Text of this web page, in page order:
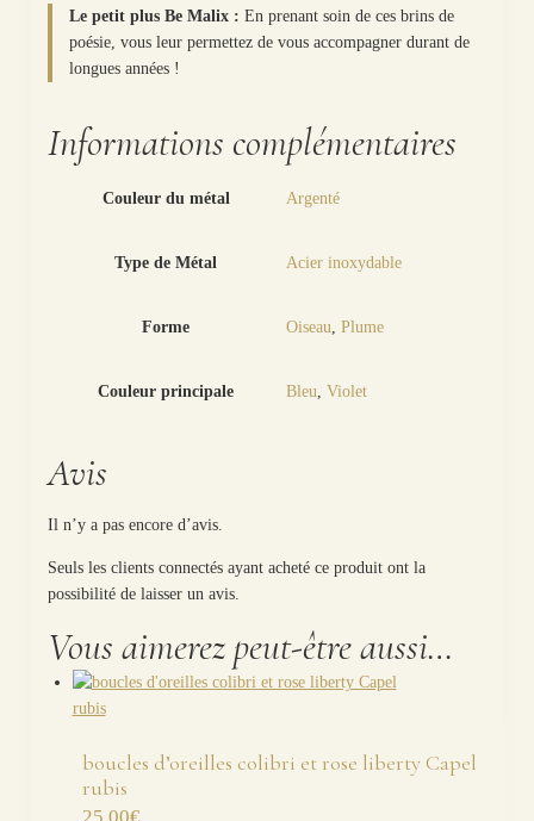
Le petit plus Be Malix : En prenant soin de ces brins de
poésie, vous leur permettez de vous accompagner durant de
longues années !
Informations complémentaires
Couleur du métal Argenté
Type de Métal Acier inoxydable
Forme Oiseau Plume
Couleur principale Bleu Violet
Avis
Il n’y a pas encore d’avis.
Seuls les clients connectés ayant acheté ce produit ont la
possibilité de laisser un avis.
Vous aimerez peut-être aussi…
boucles d’oreilles colibri et rose liberty Capel
rubis